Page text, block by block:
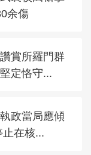
余傷
賞所羅門群
定恪守...
政當局應傾
在核...